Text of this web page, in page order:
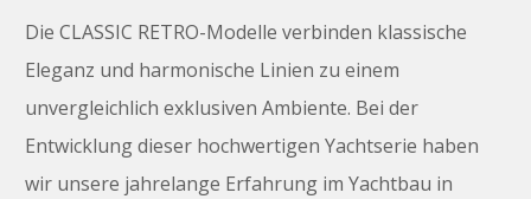
Die CLASSIC RETRO-Modelle verbinden klassische
Eleganz und harmonische Linien zu einem
unvergleichlich exklusiven Ambiente. Bei der
Entwicklung dieser hochwertigen Yachtserie haben
wir unsere jahrelange Erfahrung im Yachtbau in